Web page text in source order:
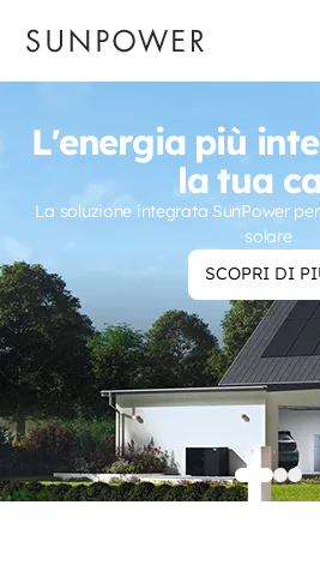
L'energia più
la tua
La soluzione integrata SunPower
solare
SCOPRI DI